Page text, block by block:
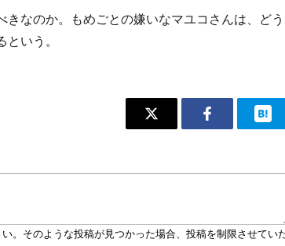
なのか。もめごとの嫌いなマユコさんは、どう
いう。